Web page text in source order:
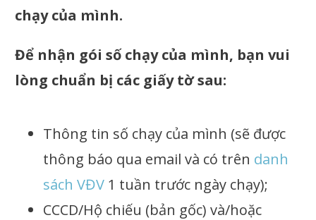
chạy của mình.
Để nhận gói số chạy của mình, bạn vui
lòng chuẩn bị các giấy tờ sau:
Thông tin số chạy của mình (sẽ được
thông báo qua email và có trên danh
sách VĐV 1 tuần trước ngày chạy);
CCCD/Hộ chiếu (bản gốc) và/hoặc